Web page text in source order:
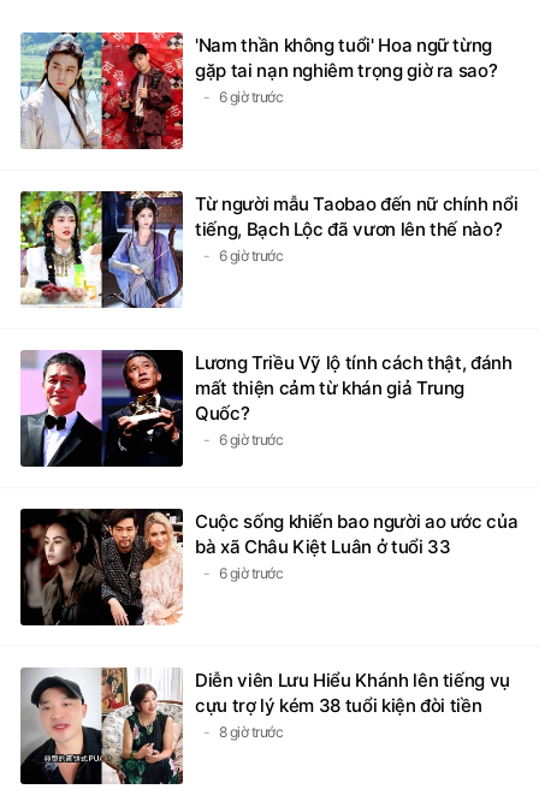
'Nam thần không tuổi' Hoa ngữ từng
gặp tai nạn nghiêm trọng giờ ra sao?
6 giờ trước
Từ người mẫu Taobao đến nữ chính nổi
tiếng, Bạch Lộc đã vươn lên thế nào?
6 giờ trước
Lương Triều Vỹ lộ tính cách thật, đánh
mất thiện cảm từ khán giả Trung
Quốc?
6 giờ trước
Cuộc sống khiến bao người ao ước của
bà xã Châu Kiệt Luân ở tuổi 33
6 giờ trước
Diễn viên Lưu Hiểu Khánh lên tiếng vụ
cựu trợ lý kém 38 tuổi kiện đòi tiền
8 giờ trước